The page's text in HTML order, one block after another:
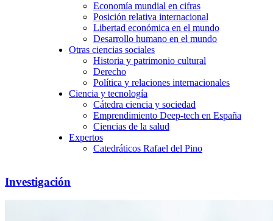
Economía mundial en cifras
Posición relativa internacional
Libertad económica en el mundo
Desarrollo humano en el mundo
Otras ciencias sociales
Historia y patrimonio cultural
Derecho
Política y relaciones internacionales
Ciencia y tecnología
Cátedra ciencia y sociedad
Emprendimiento Deep-tech en España
Ciencias de la salud
Expertos
Catedráticos Rafael del Pino
Investigación